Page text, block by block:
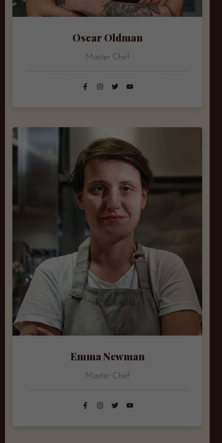
Oscar Oldman
Master Chef
Emma Newman
Master Chef